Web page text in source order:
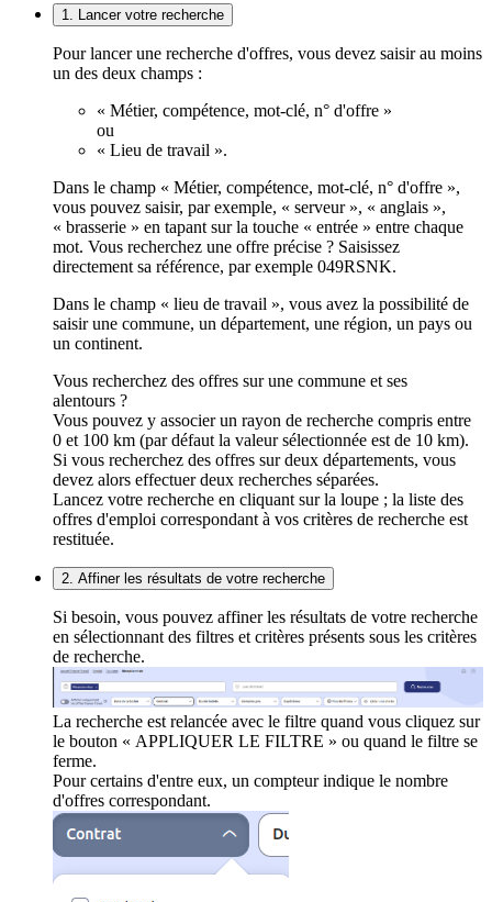
1. Lancer votre recherche
Pour lancer une recherche d'offres, vous devez saisir au moins
un des deux champs :
« Métier, compétence, mot-clé, n° d'offre »
ou
« Lieu de travail ».
Dans le champ « Métier, compétence, mot-clé, n° d'offre »,
vous pouvez saisir, par exemple, « serveur », « anglais »,
« brasserie » en tapant sur la touche « entrée » entre chaque
mot. Vous recherchez une offre précise ? Saisissez
directement sa référence, par exemple 049RSNK.
Dans le champ « lieu de travail », vous avez la possibilité de
saisir une commune, un département, une région, un pays ou
un continent.
Vous recherchez des offres sur une commune et ses
alentours ?
Vous pouvez y associer un rayon de recherche compris entre
0 et 100 km (par défaut la valeur sélectionnée est de 10 km).
Si vous recherchez des offres sur deux départements, vous
devez alors effectuer deux recherches séparées.
Lancez votre recherche en cliquant sur la loupe ; la liste des
offres d'emploi correspondant à vos critères de recherche est
restituée.
2. Affiner les résultats de votre recherche
Si besoin, vous pouvez affiner les résultats de votre recherche
en sélectionnant des filtres et critères présents sous les critères
de recherche.
La recherche est relancée avec le filtre quand vous cliquez sur
le bouton « APPLIQUER LE FILTRE » ou quand le filtre se
ferme.
Pour certains d'entre eux, un compteur indique le nombre
d'offres correspondant.